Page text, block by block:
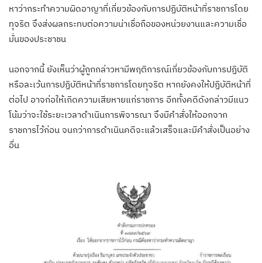
หาว่ากระทำความผิดอาญาที่เกี่ยวข้องกับการปฏิบัติหน้าที่ราชการโดย
ทุจริต จึงส่งผลกระทบต่อความน่าเชื่อถือของหน่วยงานและความเชื่อ
มั่นของประชาชน
นอกจากนี้ ยังเห็นว่าผู้ถูกกล่าวหามีพฤติการณ์เกี่ยวข้องกับการปฏิบัติ
หรือละเว้นการปฏิบัติหน้าที่ราชการโดยทุจริต หากยังคงให้ปฏิบัติหน้าที่
ต่อไป อาจก่อให้เกิดความเสียหายแก่ราชการ อีกทั้งคดีดังกล่าวมีแนว
โน้มว่าจะใช้ระยะเวลาดำเนินการพิจารณา จึงมีคำสั่งให้ออกจาก
ราชการไว้ก่อน จนกว่าการดำเนินคดีจะแล้วเสร็จและมีคำสั่งเป็นอย่าง
อื่น